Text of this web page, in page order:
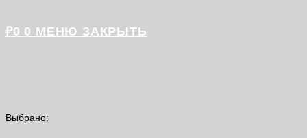
₽0 0 МЕНЮ ЗАКРЫТЬ
Выбрано: